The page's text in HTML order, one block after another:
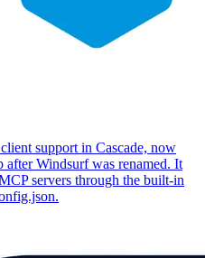
support in Cascade, now
Windsurf was renamed. It
servers through the built-in